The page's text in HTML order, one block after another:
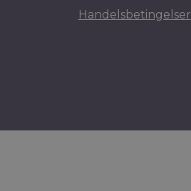
Handelsbetingelser